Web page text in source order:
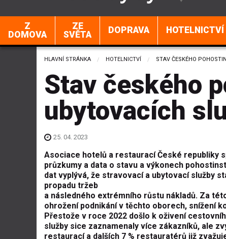
Z
DOMOVA
ZE
SVĚTA
DOPRAVA HOTELNICTVÍ
HLAVNÍ STRÁNKA HOTELNICTVÍ CURRENT:
STAV ČESKÉHO
Stav českého
ubytovacích
25. 04. 2023
Asociace hotelů a restaurací České republiky
průzkumy a data o stavu a výkonech
dat vyplývá, že stravovací a ubytovací služby
propadu tržeb
a následného extrémního růstu nákladů. Za
ohrožení podnikání v těchto oborech, snížení
Přestože v roce 2022 došlo k oživení
služby sice zaznamenaly více zákazníků, ale
restaurací a dalších 7 % restauratérů již